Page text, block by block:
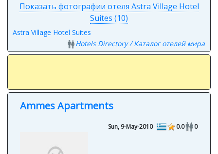
Показать фотографии отеля Astra Village Hotel
Suites (10)
Astra Village Hotel Suites
Hotels Directory / Каталог отелей мира
Ammes Apartments
Sun, 9-May-2010 0.0 0